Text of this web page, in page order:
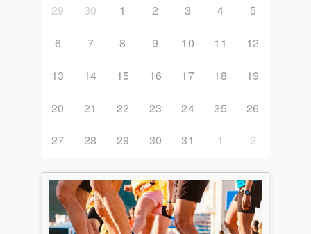
29
30 1 2 3 4 5
6 7 8 9 10 11 12
13 14 15 16 17 18 19
20 21 22 23 24 25 26
27 28 29 30 31 1 2